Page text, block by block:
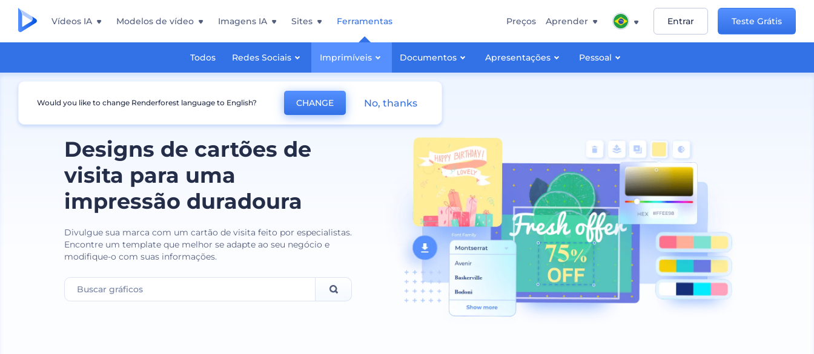
Vídeos IA Modelos de vídeo Imagens IA Sites Ferramentas
Todos Redes Sociais Imprimíveis Documentos Apresentações Pessoal
Preços Aprender Entrar Teste Grátis
Designs de cartões de
visita para uma
impressão duradoura
Divulgue sua marca com um cartão de visita feito por especialistas.
Encontre um template que melhor se adapte ao seu negócio e
modifique-o com suas informações.
Would you like to change Renderforest language to English? CHANGE No, thanks